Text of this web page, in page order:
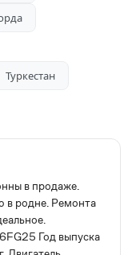
в продаже.
в родне. Ремонта
Год выпуска
Туркестан